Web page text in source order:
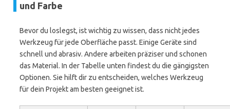
und Farbe
Bevor du loslegst, ist wichtig zu wissen, dass nicht jedes
Werkzeug für jede Oberfläche passt. Einige Geräte sind
schnell und abrasiv. Andere arbeiten präziser und schonen
das Material. In der Tabelle unten findest du die gängigsten
Optionen. Sie hilft dir zu entscheiden, welches Werkzeug
für dein Projekt am besten geeignet ist.